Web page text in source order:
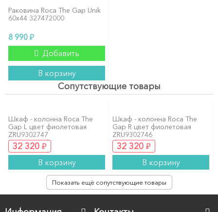
Раковина Roca The Gap Unik
60x44 327472000
8 990 ₽
Добавить
В корзину
Сопутствующие товары
Шкаф - колонна Roca The
Gap L цвет фиолетовая
ZRU9302747
32 320 ₽
В корзину
Шкаф - колонна Roca The
Gap R цвет фиолетовая
ZRU9302746
32 320 ₽
В корзину
Показать ещё сопутствующие товары